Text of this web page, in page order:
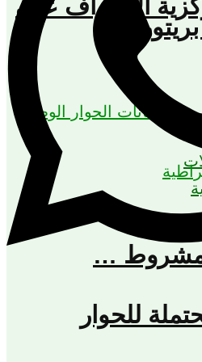
الإشراف على
…
للحوار